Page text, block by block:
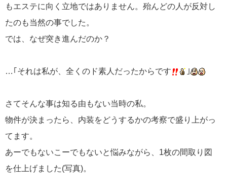
もエステに向く立地ではありません。殆んどの人が反対し
たのも当然の事でした。
では、なぜ突き進んだのか？
…｢それは私が、全くのド素人だったからです ｣
さてそんな事は知る由もない当時の私。
物件が決まったら、内装をどうするかの考察で盛り上がっ
てます。
あーでもないこーでもないと悩みながら、1枚の間取り図
を仕上げました(写真)。